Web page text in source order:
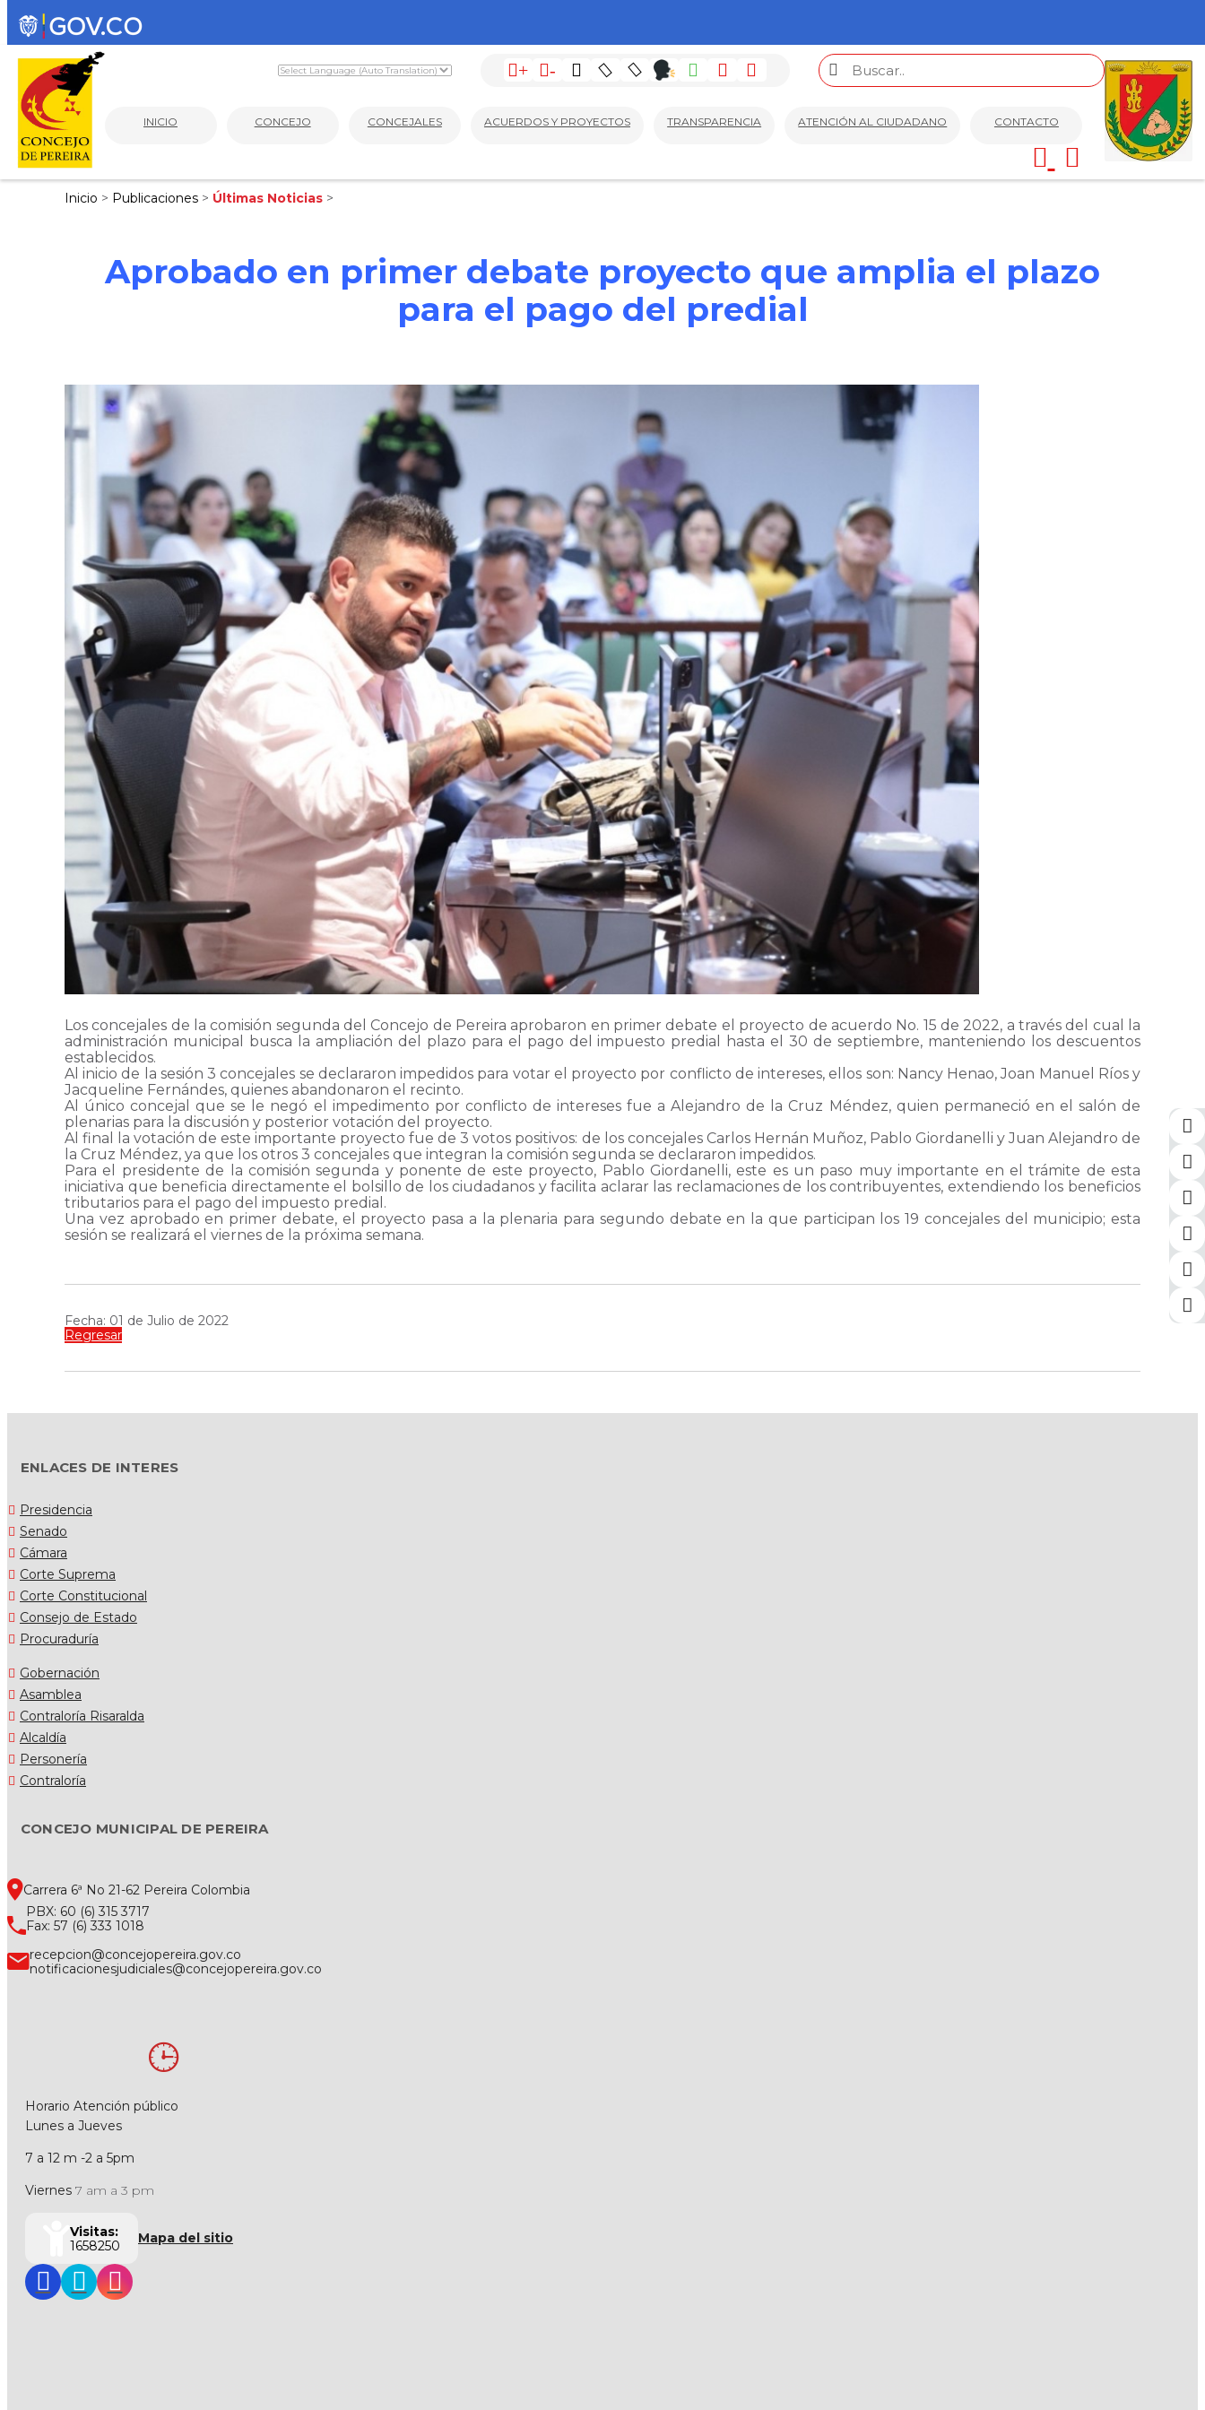
+ -
INICIO CONCEJO CONCEJALES ACUERDOS Y PROYECTOS TRANSPARENCIA ATENCIÓN AL CIUDADANO CONTACTO
Inicio > Publicaciones > Últimas Noticias >
Aprobado en primer debate proyecto que amplia el plazo
para el pago del predial
Los concejales de la comisión segunda del Concejo de Pereira aprobaron en primer debate el proyecto de acuerdo No. 15 de 2022, a través del cual la
administración municipal busca la ampliación del plazo para el pago del impuesto predial hasta el 30 de septiembre, manteniendo los descuentos
establecidos.
Al inicio de la sesión 3 concejales se declararon impedidos para votar el proyecto por conflicto de intereses, ellos son: Nancy Henao, Joan Manuel Ríos y
Jacqueline Fernándes, quienes abandonaron el recinto.
Al único concejal que se le negó el impedimento por conflicto de intereses fue a Alejandro de la Cruz Méndez, quien permaneció en el salón de
plenarias para la discusión y posterior votación del proyecto.
Al final la votación de este importante proyecto fue de 3 votos positivos: de los concejales Carlos Hernán Muñoz, Pablo Giordanelli y Juan Alejandro de
la Cruz Méndez, ya que los otros 3 concejales que integran la comisión segunda se declararon impedidos.
Para el presidente de la comisión segunda y ponente de este proyecto, Pablo Giordanelli, este es un paso muy importante en el trámite de esta
iniciativa que beneficia directamente el bolsillo de los ciudadanos y facilita aclarar las reclamaciones de los contribuyentes, extendiendo los beneficios
tributarios para el pago del impuesto predial.
Una vez aprobado en primer debate, el proyecto pasa a la plenaria para segundo debate en la que participan los 19 concejales del municipio; esta
sesión se realizará el viernes de la próxima semana.
Fecha: 01 de Julio de 2022
Regresar
ENLACES DE INTERES
Presidencia
Senado
Cámara
Corte Suprema
Corte Constitucional
Consejo de Estado
Procuraduría
Gobernación
Asamblea
Contraloría Risaralda
Alcaldía
Personería
Contraloría
CONCEJO MUNICIPAL DE PEREIRA
Carrera 6ª No 21-62 Pereira Colombia
PBX: 60 (6) 315 3717
Fax: 57 (6) 333 1018
recepcion@concejopereira.gov.co
notificacionesjudiciales@concejopereira.gov.co
Horario Atención público
Lunes a Jueves
7 a 12 m -2 a 5pm
Viernes 7 am a 3 pm
Visitas:
1658250
Mapa del sitio